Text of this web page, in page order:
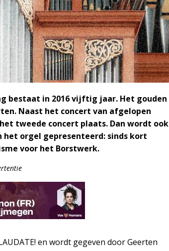
bestaat in 2016 vijftig jaar. Het gouden
Naast het concert van afgelopen
tweede concert plaats. Dan wordt ook
orgel gepresenteerd: sinds kort
voor het Borstwerk.
en wordt gegeven door Geerten